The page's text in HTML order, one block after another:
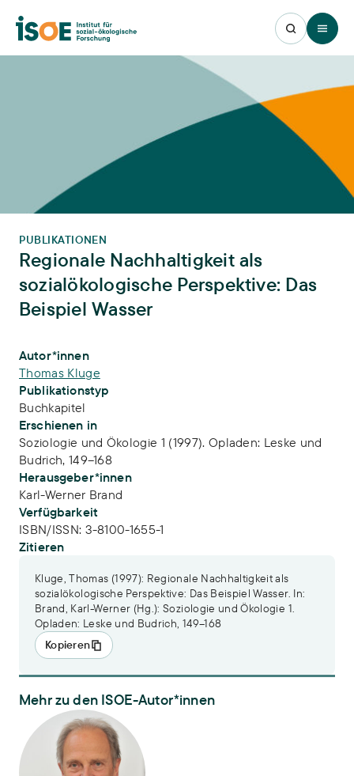
Open
PUBLIKATIONEN
Regionale Nachhaltigkeit als
sozialökologische Perspektive: Das
Beispiel Wasser
Publikations-Infos
Autor*innen
Thomas Kluge
Publikationstyp
Buchkapitel
Erschienen in
Soziologie und Ökologie 1 (1997). Opladen: Leske und
Budrich, 149–168
Herausgeber*innen
Karl-Werner Brand
Verfügbarkeit
ISBN/ISSN: 3-8100-1655-1
Zitieren
Kluge, Thomas (1997): Regionale Nachhaltigkeit als
sozialökologische Perspektive: Das Beispiel Wasser. In:
Brand, Karl-Werner (Hg.): Soziologie und Ökologie 1.
Opladen: Leske und Budrich, 149–168
Kopieren
Mehr zu den ISOE-Autor*innen
PD Dr. Thomas Kluge